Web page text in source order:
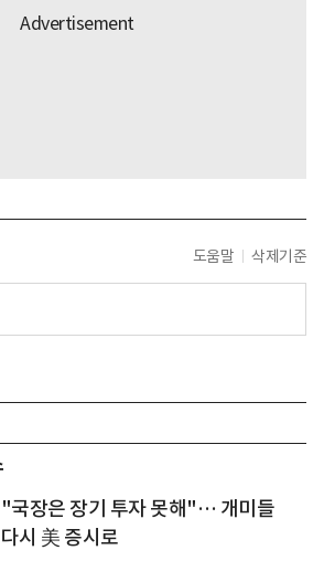
도움말 삭제기준
"국장은 장기 투자 못해"… 개미들
다시 美 증시로